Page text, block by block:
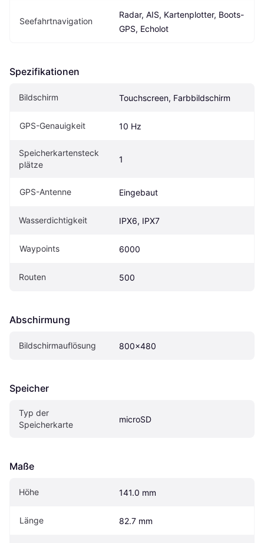
Seefahrtnavigation
Radar, AIS, Kartenplotter, Boots-
GPS, Echolot
Spezifikationen
Bildschirm Touchscreen, Farbbildschirm
GPS-Genauigkeit 10 Hz
Speicherkartensteck
plätze
1
GPS-Antenne Eingebaut
Wasserdichtigkeit IPX6, IPX7
Waypoints 6000
Routen 500
Abschirmung
Bildschirmauflösung 800x480
Speicher
Typ der
Speicherkarte
microSD
Maße
Höhe 141.0 mm
Länge 82.7 mm